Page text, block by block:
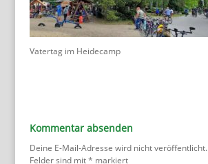
Vatertag im Heidecamp
Kommentar absenden
Deine E-Mail-Adresse wird nicht veröffentlicht.
Felder sind mit* markiert